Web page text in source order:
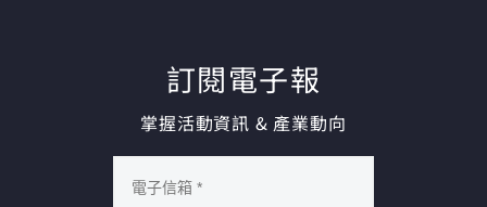
訂閱電子報
掌握活動資訊 & 產業動向